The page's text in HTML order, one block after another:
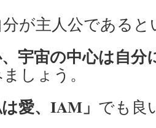
が主人公である
、宇宙の中心は自分
しょう。
愛、IAM」 でも良